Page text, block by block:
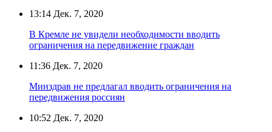
13:14 Дек. 7, 2020
В Кремле не увидели необходимости вводить
ограничения на передвижение граждан
11:36 Дек. 7, 2020
Минздрав не предлагал вводить ограничения на
передвижения россиян
10:52 Дек. 7, 2020